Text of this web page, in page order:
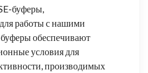
буферы,
работы с нашими
обеспечивают
условия для
производимых